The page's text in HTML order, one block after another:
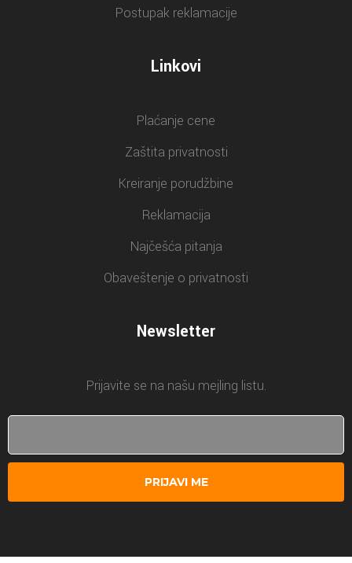
Postupak reklamacije
Linkovi
Plaćanje cene
Zaštita privatnosti
Kreiranje porudžbine
Reklamacija
Najčešća pitanja
Obaveštenje o privatnosti
Newsletter
Prijavite se na našu mejling listu.
PRIJAVI ME